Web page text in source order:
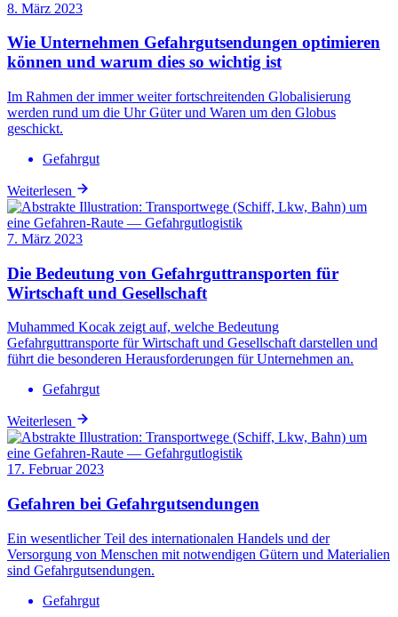
8. März 2023
Wie Unternehmen Gefahrgutsendungen optimieren
können und warum dies so wichtig ist
Im Rahmen der immer weiter fortschreitenden Globalisierung
werden rund um die Uhr Güter und Waren um den Globus
geschickt.
Gefahrgut
Weiterlesen
7. März 2023
Die Bedeutung von Gefahrguttransporten für
Wirtschaft und Gesellschaft
Muhammed Kocak zeigt auf, welche Bedeutung
Gefahrguttransporte für Wirtschaft und Gesellschaft darstellen und
führt die besonderen Herausforderungen für Unternehmen an.
Gefahrgut
Weiterlesen
17. Februar 2023
Gefahren bei Gefahrgutsendungen
Ein wesentlicher Teil des internationalen Handels und der
Versorgung von Menschen mit notwendigen Gütern und Materialien
sind Gefahrgutsendungen.
Gefahrgut